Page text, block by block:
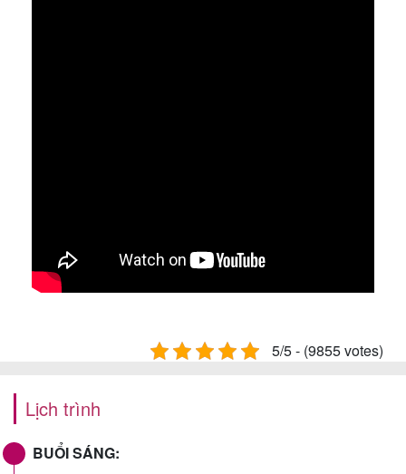
5/5 - (9855 votes)
Lịch trình
BUỔI SÁNG: